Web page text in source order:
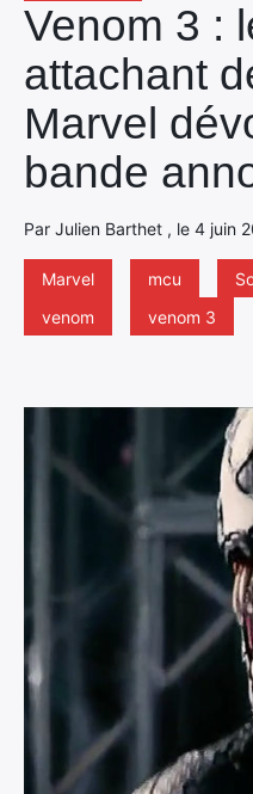
Venom 3 :
attachant
Marvel
bande
Par Julien Barthet , le 4 juin
Marvel mcu
venom
venom 3